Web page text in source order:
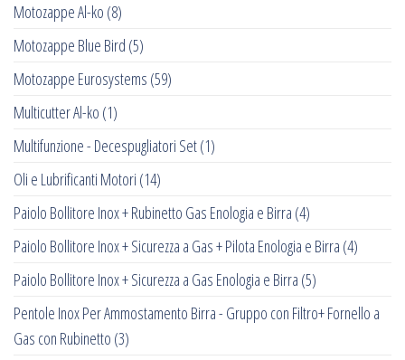
Motozappe Al-ko (8)
Motozappe Blue Bird (5)
Motozappe Eurosystems (59)
Multicutter Al-ko (1)
Multifunzione - Decespugliatori Set(1)
Oli e Lubrificanti Motori (14)
Paiolo Bollitore Inox + Rubinetto Gas Enologia e Birra (4)
Paiolo Bollitore Inox + Sicurezza a Gas + Pilota Enologia e Birra (4)
Paiolo Bollitore Inox + Sicurezza a Gas Enologia e Birra (5)
Pentole Inox Per Ammostamento Birra - Gruppo con Filtro+ Fornello a
Gas con Rubinetto (3)